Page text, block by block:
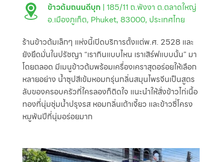
ข้าวต้มถนนดีบุก | 185/11 ถ.พังงา ต.ตลาดใหญ่
อ.เมืองภูเก็ต, Phuket, 83000, ประเทศไทย
ร้านข้าวต้มเล็กๆ แห่งนี้เปิดบริการตั้งแต่พ.ศ. 2528 และ
ยังยึดมั่นในปรัชญา “เรากินแบบไหน เราเสิร์ฟแบบนั้น” มา
โดยตลอด มีเมนูข้าวต้มพร้อมเครื่องเคราสุดอร่อยให้เลือก
หลายอย่าง น้ำซุปสีเข้มหอมกรุ่นกลิ่นสมุนไพรจีนเป็นสูตร
ลับของครอบครัวที่ใครลองก็ติดใจ แนะนำให้สั่งข้าวไก่เนื้อ
ทองที่นุ่มชุ่มน้ำปรุงรส หอมกลิ่นเต้าเจี้ยว และข้าวซี่โครง
หมูพันปีที่นุ่มอร่อยมาก